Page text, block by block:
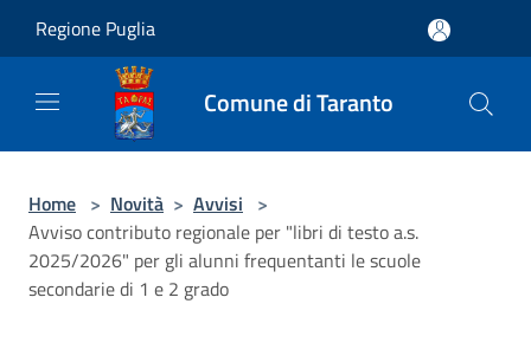
Regione Puglia
Comune di Taranto
Home > Novità > Avvisi >
Avviso contributo regionale per "libri di testo a.s.
2025/2026" per gli alunni frequentanti le scuole
secondarie di 1 e 2 grado